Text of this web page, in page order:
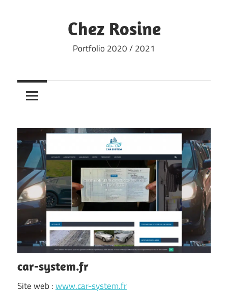
Chez Rosine
Portfolio 2020 / 2021
car-system.fr
Site web :www.car-system.fr